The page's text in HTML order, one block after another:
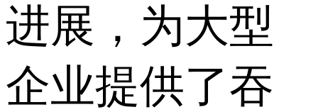
进展，为大型
企业提供了吞